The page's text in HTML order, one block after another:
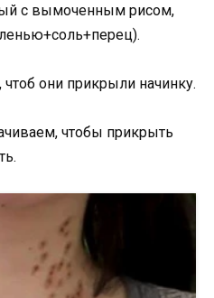
с вымоченным рисом,
они прикрыли начинку.
чтобы прикрыть